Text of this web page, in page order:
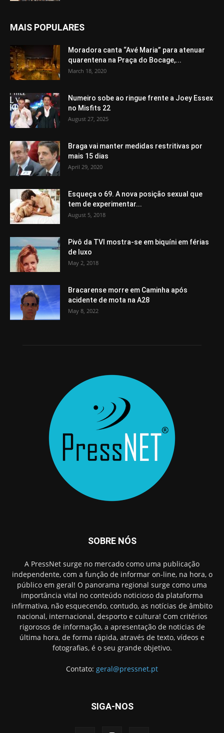
MAIS POPULARES
Moradora canta “Avé Maria” para atenuar
quarentena na Praça do Bocage,...
March 18, 2020
Numeiro sobe ao ringue frente a Joey Essex
no Misfits 22
August 27, 2025
Braga vai manter medidas restritivas por
mais 15 dias
April 29, 2020
Esqueça o 69. A nova posição sexual que
tem de experimentar...
August 5, 2018
Pivô da TVI mostra-se em biquíni em férias
de luxo
May 2, 2018
Bracarense morre em Caminha após
acidente de mota na A28
May 8, 2022
SOBRE NÓS
A PressNet surge no mercado como uma publicação
independente, com a função de informar on-line, na hora, o
público em geral! O panorama regional surge como uma
importância vital no conteúdo noticioso da plataforma
infirmativa, não esquecendo, contudo, as notícias de âmbito
nacional, internacional, desporto e cultura! Com critérios
rigorosos de informação, a apresentação de noticias de
última hora, de forma rápida, através de texto, vídeos e
fotografias, é o seu grande objetivo.
Contato: geral@pressnet.pt
SIGA-NOS